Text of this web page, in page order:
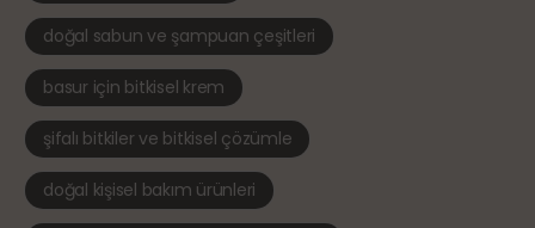
doğal sabun ve şampuan çeşitleri
basur için bitkisel krem
şifalı bitkiler ve bitkisel çözümle
doğal kişisel bakım ürünleri